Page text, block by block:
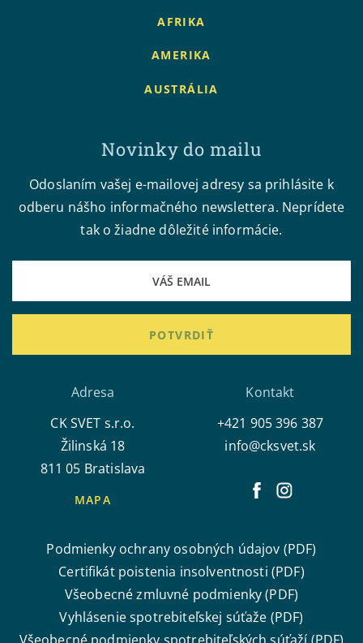
AFRIKA
AMERIKA
AUSTRÁLIA
Novinky do mailu
Odoslaním vašej e-mailovej adresy sa prihlásite k
odberu nášho informačného newslettera. Neprídete
tak o žiadne dôležité informácie.
POTVRDIŤ
Adresa
CK SVET s.r.o.
Žilinská 18
811 05 Bratislava
MAPA
Kontakt
+421 905 396 387
info@cksvet.sk
Podmienky ochrany osobných údajov (PDF)
Certifikát poistenia insolventnosti (PDF)
Všeobecné zmluvné podmienky (PDF)
Vyhlásenie spotrebiteľskej súťaže (PDF)